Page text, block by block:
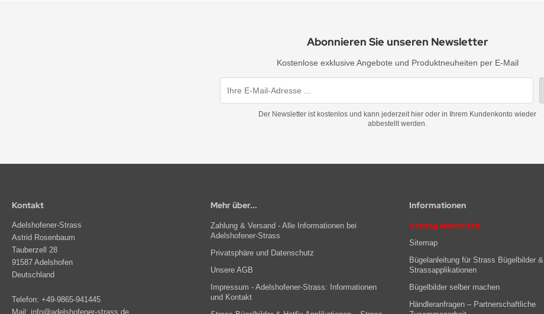
Abonnieren Sie unseren Newsletter
Kostenlose exklusive Angebote und Produktneuheiten per E-Mail
Der Newsletter ist kostenlos und kann jederzeit hier oder in Ihrem Kundenkonto wieder
abbestellt werden.
Kontakt
Adelshofener-Strass
Astrid Rosenbaum
Tauberzell 28
91587 Adelshofen
Deutschland
Telefon: +49-9865-941445
Mail: info@adelshofener-strass.de
Mehr über...
Zahlung & Versand - Alle Informationen bei
Adelshofener-Strass
Privatsphäre und Datenschutz
Unsere AGB
Impressum - Adelshofener-Strass: Informationen
und Kontakt
Informationen
Vertrag widerrufen
Sitemap
Bügelanleitung für Strass Bügelbilder &
Strassapplikationen
Bügelbilder selber machen
Händleranfragen – Partnerschaftliche